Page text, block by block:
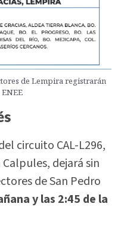
de Lempira registrarán
circuito CAL-L296,
dejará sin
de San Pedro
y las 2:45 de la